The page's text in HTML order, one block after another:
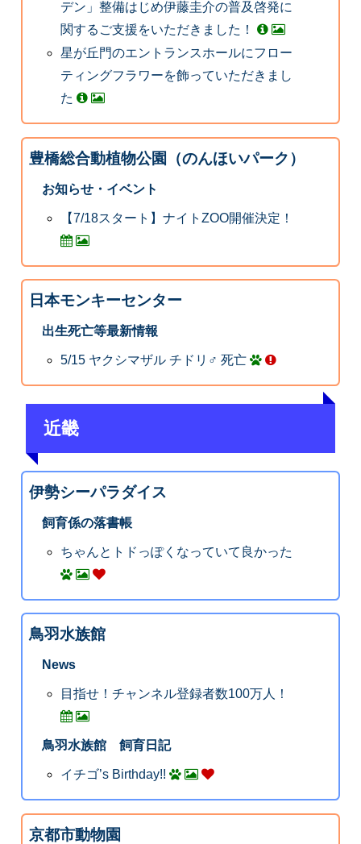
デン」整備はじめ伊藤圭介の普及啓発に
関するご支援をいただきました！
星が丘門のエントランスホールにフロー
ティングフラワーを飾っていただきまし
た
豊橋総合動植物公園（のんほいパーク）
お知らせ・イベント
【7/18スタート】ナイトZOO開催決定！
日本モンキーセンター
出生死亡等最新情報
5/15 ヤクシマザル チドリ♂ 死亡
近畿
伊勢シーパラダイス
飼育係の落書帳
ちゃんとトドっぽくなっていて良かった
鳥羽水族館
News
目指せ！チャンネル登録者数100万人！
鳥羽水族館 飼育日記
イチゴ’s Birthday!!
京都市動物園